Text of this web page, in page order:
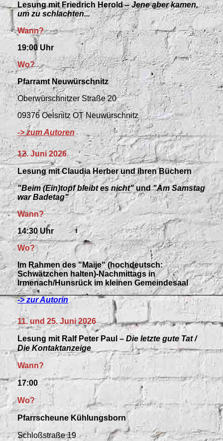
Lesung mit Friedrich Herold –Jene aber kamen,
um zu schlachten...
Wann?
19:00 Uhr
Wo?
Pfarramt Neuwürschnitz
Oberwürschnitzer Straße 20
09376 Oelsnitz OT Neuwürschnitz
-> zum Autoren
12. Juni 2026
Lesung mit Claudia Herber und ihren Büchern
"Beim (Ein)topf bleibt es nicht"und"Am Samstag
war Badetag"
Wann?
14:30 Uhr
Wo?
Im Rahmen des "Maije" (hochdeutsch:
Schwätzchen halten)-Nachmittags in
Irmenach/Hunsrück im kleinen Gemeindesaal
-> zur Autorin
11. und 25. Juni 2026
Lesung mit Ralf Peter Paul – Die letzte gute Tat /
Die Kontaktanzeige
Wann?
17:00
Wo?
Pfarrscheune Kühlungsborn
Schloßstraße 19